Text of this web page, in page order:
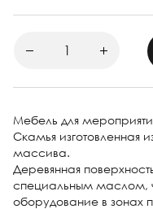
Мебель для
Скамья изготовленная
массива.
Деревянная
специальным маслом,
оборудование в зонах